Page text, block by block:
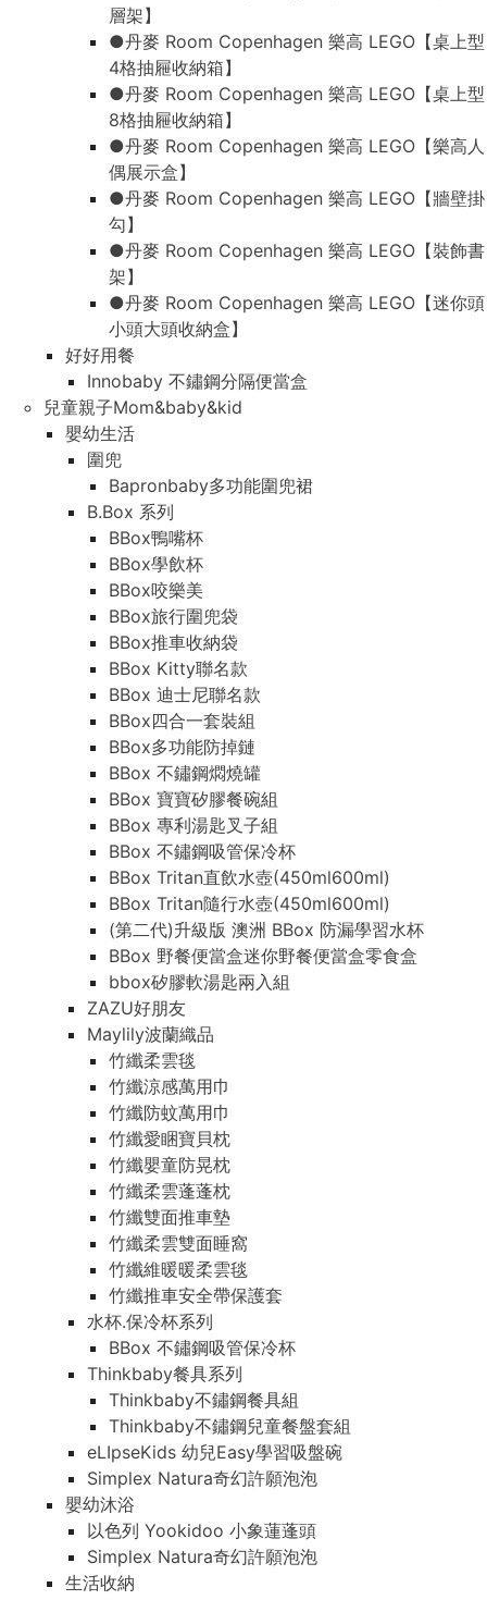
層架】
●丹麥 Room Copenhagen 樂高 LEGO【桌上型
4格抽屜收納箱】
●丹麥 Room Copenhagen 樂高 LEGO【桌上型
8格抽屜收納箱】
●丹麥 Room Copenhagen 樂高 LEGO【樂高人
偶展示盒】
●丹麥 Room Copenhagen 樂高 LEGO【牆壁掛
勾】
●丹麥 Room Copenhagen 樂高 LEGO【裝飾書
架】
●丹麥 Room Copenhagen 樂高 LEGO【迷你頭
小頭大頭收納盒】
好好用餐
Innobaby 不鏽鋼分隔便當盒
兒童親子Mom&baby&kid
嬰幼生活
圍兜
Bapronbaby多功能圍兜裙
B.Box 系列
BBox鴨嘴杯
BBox學飲杯
BBox咬樂美
BBox旅行圍兜袋
BBox推車收納袋
BBox Kitty聯名款
BBox 迪士尼聯名款
BBox四合一套裝組
BBox多功能防掉鏈
BBox 不鏽鋼燜燒罐
BBox 寶寶矽膠餐碗組
BBox 專利湯匙叉子組
BBox 不鏽鋼吸管保冷杯
BBox Tritan直飲水壺(450ml600ml)
BBox Tritan隨行水壺(450ml600ml)
(第二代)升級版 澳洲 BBox 防漏學習水杯
BBox 野餐便當盒迷你野餐便當盒零食盒
bbox矽膠軟湯匙兩入組
ZAZU好朋友
Maylily波蘭織品
竹纖柔雲毯
竹纖涼感萬用巾
竹纖防蚊萬用巾
竹纖愛睏寶貝枕
竹纖嬰童防晃枕
竹纖柔雲蓬蓬枕
竹纖雙面推車墊
竹纖柔雲雙面睡窩
竹纖維暖暖柔雲毯
竹纖推車安全帶保護套
水杯.保冷杯系列
BBox 不鏽鋼吸管保冷杯
Thinkbaby餐具系列
Thinkbaby不鏽鋼餐具組
Thinkbaby不鏽鋼兒童餐盤套組
eLIpseKids 幼兒Easy學習吸盤碗
Simplex Natura奇幻許願泡泡
嬰幼沐浴
以色列 Yookidoo 小象蓮蓬頭
Simplex Natura奇幻許願泡泡
生活收納